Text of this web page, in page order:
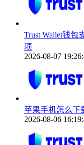
Trust Wallet钱
项
2026-08-07
苹果手机怎么下
2026-08-06